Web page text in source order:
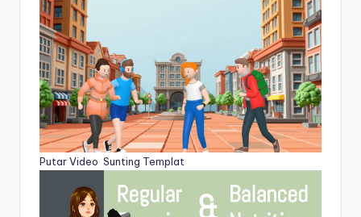
Putar Video Sunting Templat